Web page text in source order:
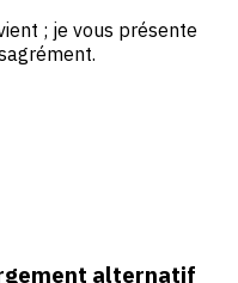
; je vous présente
alternatif